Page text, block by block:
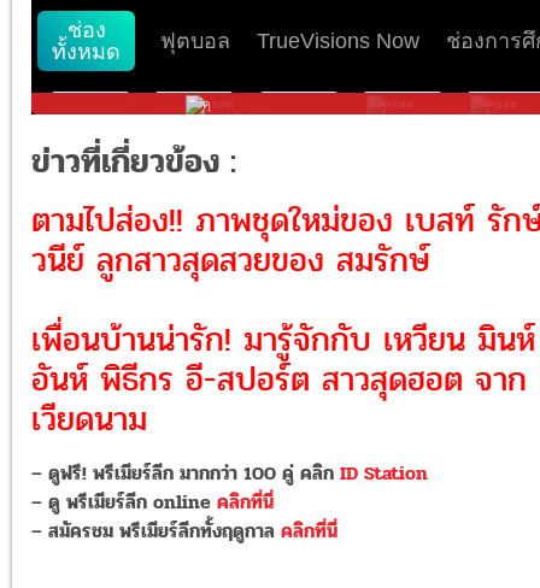
ข่าวที่เกี่ยวข้อง :
ตามไปส่อง!! ภาพชุดใหม่ของ เบสท์ รัก
วนีย์ ลูกสาวสุดสวยของ สมรักษ์
เพื่อนบ้านน่ารัก! มารู้จักกับ เหวียน มินห์
อันห์ พิธีกร อี-สปอร์ต สาวสุดฮอต จาก
เวียดนาม
– ดูฟรี! พรีเมียร์ลีก มากกว่า 100 คู่ คลิก ID Station
– ดู พรีเมียร์ลีก online คลิกที่นี่
– สมัครชม พรีเมียร์ลีกทั้งฤดูกาล คลิกที่นี่